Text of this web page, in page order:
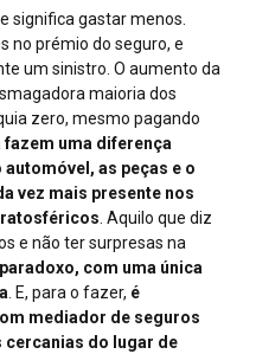
significa gastar menos.
no prémio do seguro, e
um sinistro. O aumento da
maioria dos
zero, mesmo pagando
fazem uma diferença
as peças e o
vez mais presente nos
. Aquilo que diz
e não ter surpresas na
com uma única
. E, para o fazer, é
mediador de seguros
cercanias do lugar de